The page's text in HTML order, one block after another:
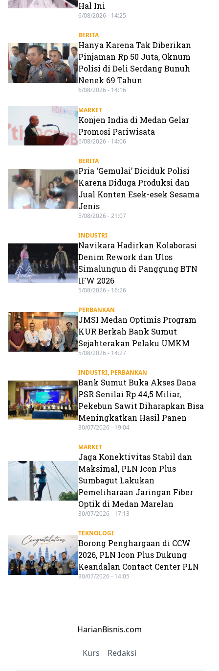
Hal Ini
6/08/2026 - 14:25
BERITA
Hanya Karena Tak Diberikan
Pinjaman Rp 50 Juta, Oknum
Polisi di Deli Serdang Bunuh
Nenek 69 Tahun
6/08/2026 - 14:16
MARKET
Konjen India di Medan Gelar
Promosi Pariwisata
6/08/2026 - 14:06
BERITA
Pria ‘Gemulai’ Diciduk Polisi
Karena Diduga Produksi dan
Jual Konten Esek-esek Sesama
Jenis
5/08/2026 - 21:07
INDUSTRI
Navikara Hadirkan Kolaborasi
Denim Rework dan Ulos
Simalungun di Panggung BTN
IFW 2026
5/08/2026 - 16:26
PERBANKAN
JMSI Medan Optimis Program
KUR Berkah Bank Sumut
Sejahterakan Pelaku UMKM
5/08/2026 - 14:27
INDUSTRI, PERBANKAN
Bank Sumut Buka Akses Dana
PSR Senilai Rp 44,5 Miliar,
Pekebun Sawit Diharapkan Bisa
Meningkatkan Hasil Panen
30/07/2026 - 19:04
MARKET
Jaga Konektivitas Stabil dan
Maksimal, PLN Icon Plus
Sumbagut Lakukan
Pemeliharaan Jaringan Fiber
Optik di Medan Marelan
30/07/2026 - 17:13
TEKNOLOGI
Borong Penghargaan di CCW
2026, PLN Icon Plus Dukung
Keandalan Contact Center PLN
30/07/2026 - 14:05
HarianBisnis.com
Kurs Redaksi